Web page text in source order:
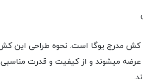
سه مورد از 8 کاربرد کش مدرج یوگا است.
میشوند و از کیفیت و قدرت مناسبی